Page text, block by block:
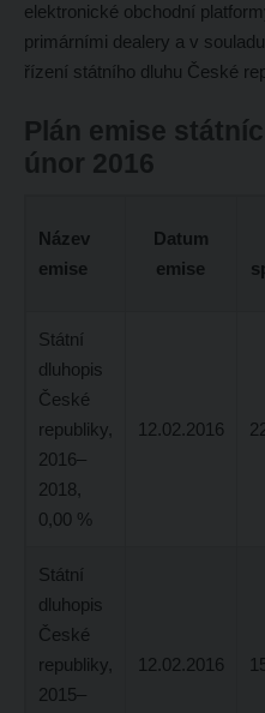
elektronické obchodní
primárními dealery a v
řízení státního dluhu České
Plán emise
únor 2016
Název
emise
Datum
emise
Státní
dluhopis
České
republiky,
2016–
2018,
0,00 %
12.02.2016
Státní
dluhopis
České
republiky,
2015–
12.02.2016